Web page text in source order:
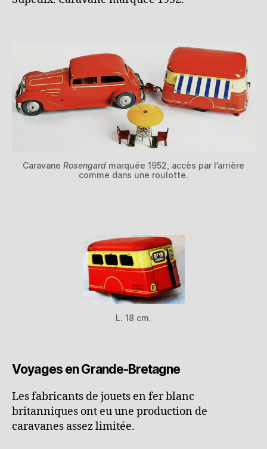
Caravane Rosengard marquée 1952, accès par l’arrière
comme dans une roulotte.
L. 18 cm.
Voyages en Grande-Bretagne
Les fabricants de jouets en fer blanc
britanniques ont eu une production de
caravanes assez limitée.